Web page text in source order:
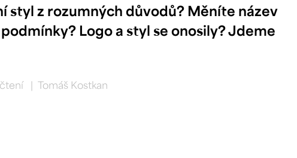
styl z rozumných důvodů? Měníte název
Logo a styl se onosily? Jdeme
| Tomáš Kostkan